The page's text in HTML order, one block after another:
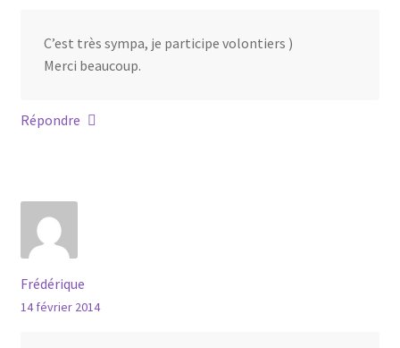
C’est très sympa, je participe volontiers )
Merci beaucoup.
Répondre
Frédérique
14 février 2014